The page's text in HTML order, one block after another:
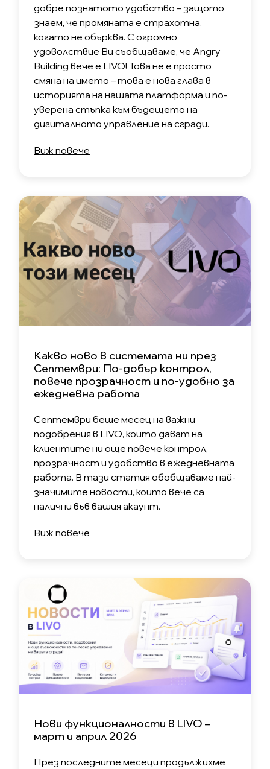
добре познатото удобство – защото
знаем, че промяната е страхотна,
когато не обърква. С огромно
удоволствие Ви съобщаваме, че Angry
Building вече е LIVO! Това не е просто
смяна на името – това е нова глава в
историята на нашата платформа и по-
уверена стъпка към бъдещето на
дигиталното управление на сгради.
Виж повече
Какво ново в системата ни през
Септември: По-добър контрол,
повече прозрачност и по-удобно за
ежедневна работа
Септември беше месец на важни
подобрения в LIVO, които дават на
клиентите ни още повече контрол,
прозрачност и удобство в ежедневната
работа. В тази статия обобщаваме най-
значимите новости, които вече са
налични във вашия акаунт.
Виж повече
Нови функционалности в LIVO –
март и април 2026
През последните месеци продължихме